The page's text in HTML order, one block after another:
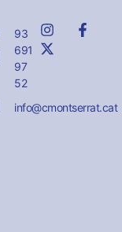
93
691
97
52
info@cmontserrat.cat